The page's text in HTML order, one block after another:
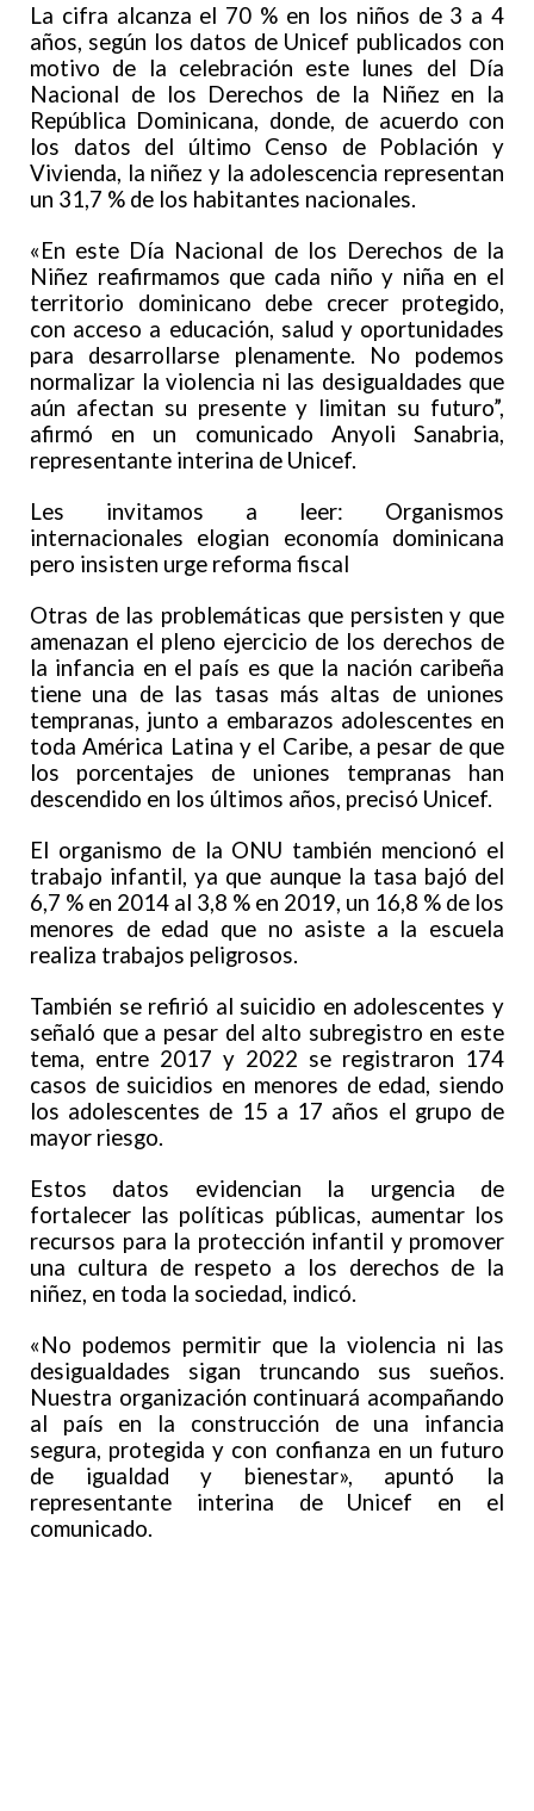
La cifra alcanza el 70 % en los niños de 3 a 4
años, según los datos de Unicef publicados con
motivo de la celebración este lunes del Día
Nacional de los Derechos de la Niñez en la
República Dominicana, donde, de acuerdo con
los datos del último Censo de Población y
Vivienda, la niñez y la adolescencia representan
un 31,7 % de los habitantes nacionales.
«En este Día Nacional de los Derechos de la
Niñez reafirmamos que cada niño y niña en el
territorio dominicano debe crecer protegido,
con acceso a educación, salud y oportunidades
para desarrollarse plenamente. No podemos
normalizar la violencia ni las desigualdades que
aún afectan su presente y limitan su futuro”,
afirmó en un comunicado Anyoli Sanabria,
representante interina de Unicef.
Les invitamos a leer: Organismos
internacionales elogian economía dominicana
pero insisten urge reforma fiscal
Otras de las problemáticas que persisten y que
amenazan el pleno ejercicio de los derechos de
la infancia en el país es que la nación caribeña
tiene una de las tasas más altas de uniones
tempranas, junto a embarazos adolescentes en
toda América Latina y el Caribe, a pesar de que
los porcentajes de uniones tempranas han
descendido en los últimos años, precisó Unicef.
El organismo de la ONU también mencionó el
trabajo infantil, ya que aunque la tasa bajó del
6,7 % en 2014 al 3,8 % en 2019, un 16,8 % de los
menores de edad que no asiste a la escuela
realiza trabajos peligrosos.
También se refirió al suicidio en adolescentes y
señaló que a pesar del alto subregistro en este
tema, entre 2017 y 2022 se registraron 174
casos de suicidios en menores de edad, siendo
los adolescentes de 15 a 17 años el grupo de
mayor riesgo.
Estos datos evidencian la urgencia de
fortalecer las políticas públicas, aumentar los
recursos para la protección infantil y promover
una cultura de respeto a los derechos de la
niñez, en toda la sociedad, indicó.
«No podemos permitir que la violencia ni las
desigualdades sigan truncando sus sueños.
Nuestra organización continuará acompañando
al país en la construcción de una infancia
segura, protegida y con confianza en un futuro
de igualdad y bienestar», apuntó la
representante interina de Unicef en el
comunicado.